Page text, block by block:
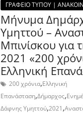
ΓΡΑΦΕΙΟ ΤΥΠΟΥ |
Μήνυμα
Υμηττού –
Μπινίσκου για
2021 «200
Ελληνική
200 χρόνια,Ελληνική
Επανάσταση,Δήμαρχος,
Δάφνης Υμηττού,2021,